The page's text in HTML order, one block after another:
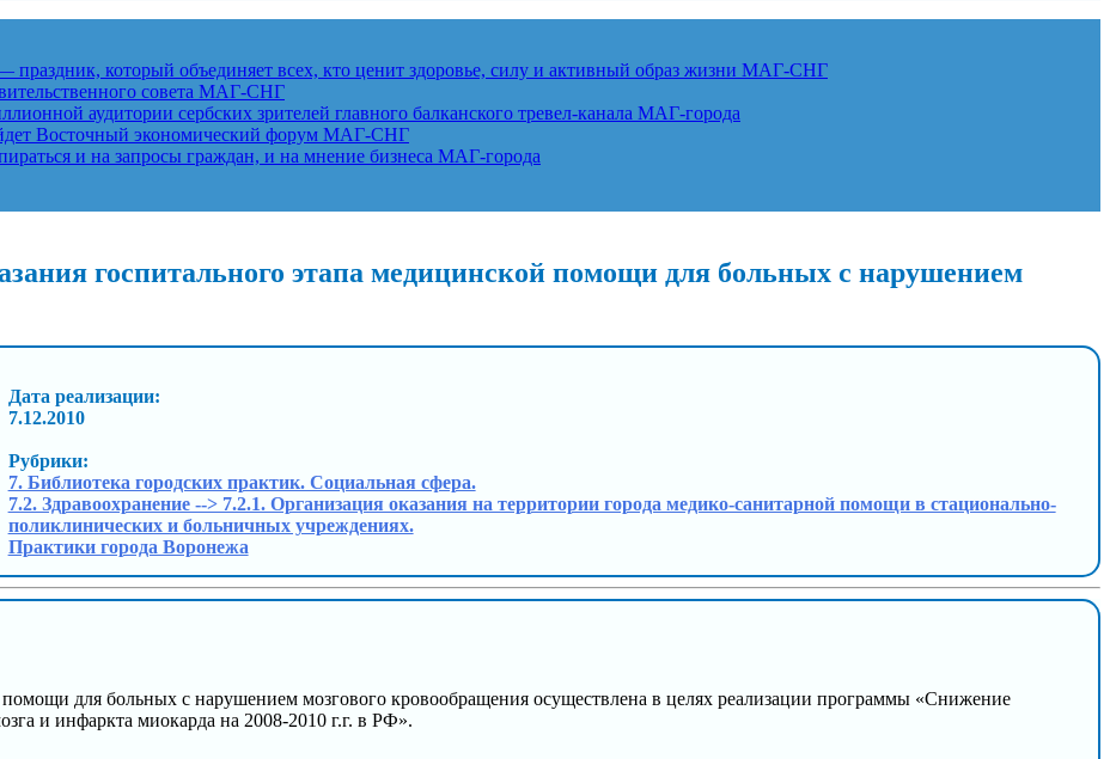
который объединяет всех, кто ценит здоровье, силу и активный образ жизни МАГ-СНГ
совета МАГ-СНГ
аудитории сербских зрителей главного балканского тревел-канала МАГ-города
Восточный экономический форум МАГ-СНГ
и на запросы граждан, и на мнение бизнеса МАГ-города
госпитального этапа медицинской помощи для больных с нарушением
Дата реализации:
7.12.2010
Рубрики:
7. Библиотека городских практик. Социальная сфера.
7.2. Здравоохранение --> 7.2.1. Организация оказания на территории города медико-санитарной помощи в стационально-
поликлинических и больничных учреждениях.
Практики города Воронежа
помощи для больных с нарушением мозгового кровообращения осуществлена в целях реализации программы «Снижение
и инфаркта миокарда на 2008-2010 г.г. в РФ».